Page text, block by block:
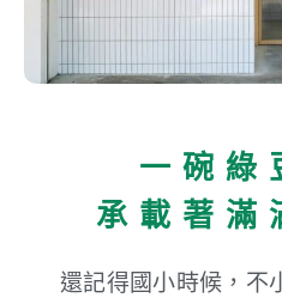
一碗綠
承載著滿
還記得國小時候，不